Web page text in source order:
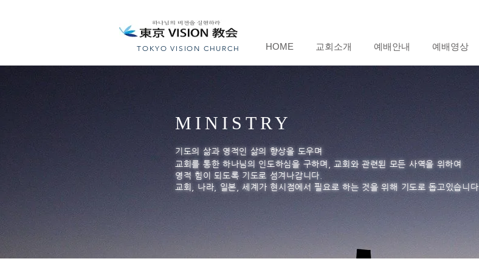
TOKYO VISION CHURCH HOME 교회소개 예배안내 예배영상
MINISTRY
기도의 삶과 영적인 삶의 향상을 도우며
교회를 통한 하나님의 인도하심을 구하며, 교회와 관련된 모든 사역을 위하여
영적 힘이 되도록 기도로 섬겨나갑니다.
교회, 나라, 일본, 세계가 현시점에서 필요로 하는 것을 위해 기도로 돕고있습니다.